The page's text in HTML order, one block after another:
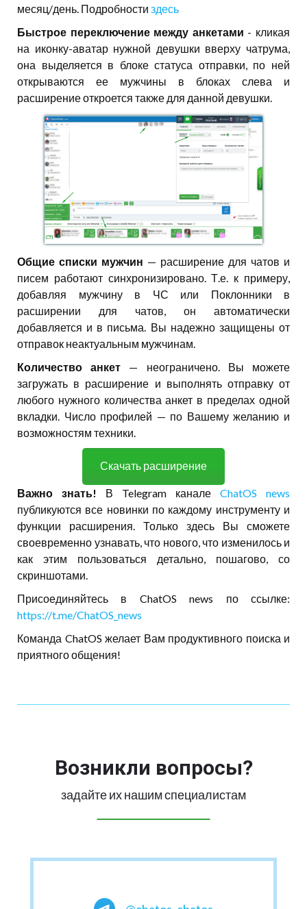
месяц/день. Подробности здесь
Быстрое переключение между анкетами - кликая
на иконку-аватар нужной девушки вверху чатрума,
она выделяется в блоке статуса отправки, по ней
открываются ее мужчины в блоках слева и
расширение откроется также для данной девушки.
Общие списки мужчин — расширение для чатов и
писем работают синхронизировано. Т.е. к примеру,
добавляя мужчину в ЧС или Поклонники в
расширении для чатов, он автоматически
добавляется и в письма. Вы надежно защищены от
отправок неактуальным мужчинам.
Количество анкет — неограничено. Вы можете
загружать в расширение и выполнять отправку от
любого нужного количества анкет в пределах одной
вкладки. Число профилей — по Вашему желанию и
возможностям техники.
Скачать расширение
Важно знать! В Telegram канале ChatOS news
публикуются все новинки по каждому инструменту и
функции расширения. Только здесь Вы сможете
своевременно узнавать, что нового, что изменилось и
как этим пользоваться детально, пошагово, со
скриншотами.
Присоединяйтесь в ChatOS news по ссылке:
https://t.me/ChatOS_news
Команда ChatOS желает Вам продуктивного поиска и
приятного общения!
Возникли вопросы?
задайте их нашим специалистам